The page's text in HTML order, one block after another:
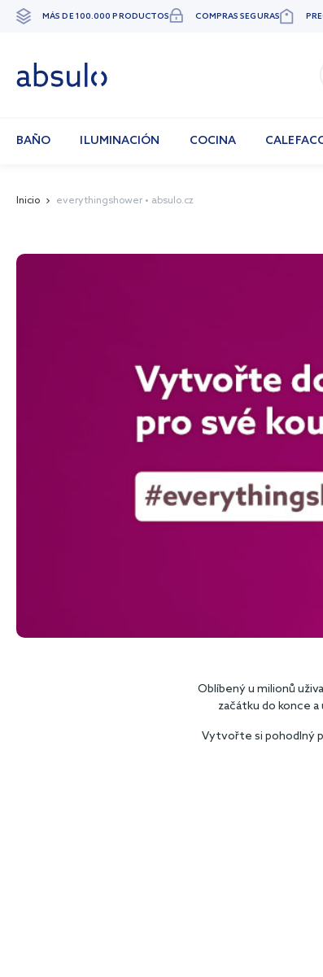
Ir
MÁS DE 100.000 PRODUCTOS COMPRAS SEGURAS
BAÑO ILUMINACIÓN COCINA
Inicio everythingshower • absulo.cz
Oblíbený u milionů
začátku do konce
Vytvořte si pohodlný